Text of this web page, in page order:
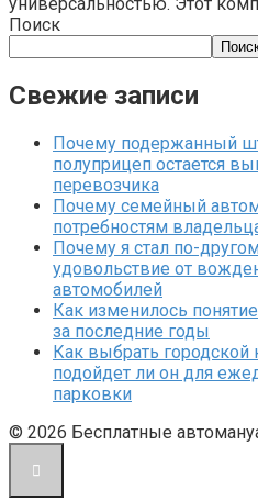
универсальностью. Этот
Поиск
Свежие записи
Почему подержанный
полуприцеп остается
перевозчика
Почему семейный
потребностям
Почему я стал по-
удовольствие от
автомобилей
Как изменилось
за последние годы
Как выбрать городской
подойдет ли он для
парковки
© 2026 Бесплатные